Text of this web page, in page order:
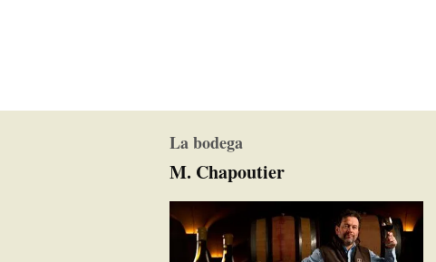
La bodega
M. Chapoutier